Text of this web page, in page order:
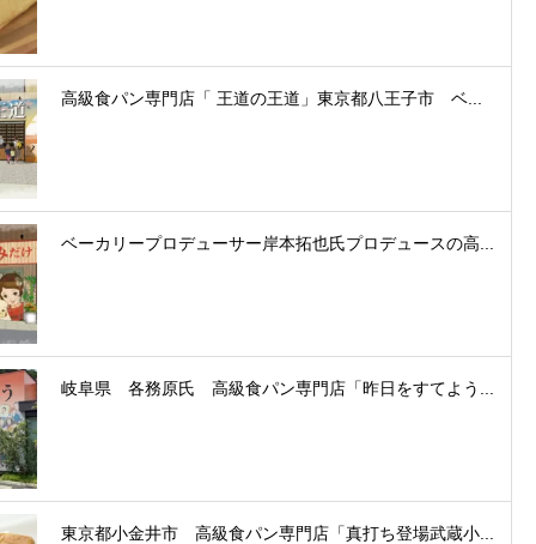
高級食パン専門店「 王道の王道」東京都八王子市 ベ...
ベーカリープロデューサー岸本拓也氏プロデュースの高...
岐阜県 各務原氏 高級食パン専門店「昨日をすてよう...
東京都小金井市 高級食パン専門店「真打ち登場武蔵小...